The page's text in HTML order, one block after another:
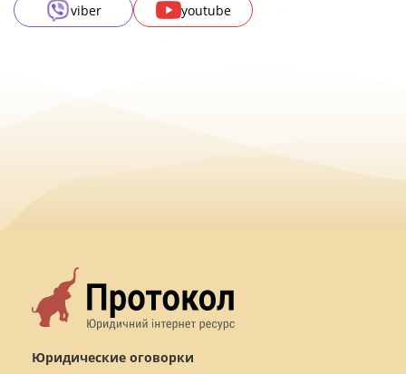
viber
youtube
Юридические оговорки